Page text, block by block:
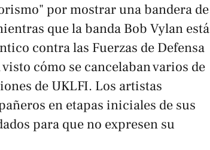
por mostrar una bandera de
que la banda Bob Vylan está
contra las Fuerzas de Defensa
cómo se cancelaban varios de
de UKLFI. Los artistas
en etapas iniciales de sus
para que no expresen su